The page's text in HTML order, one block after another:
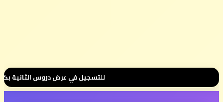
للتسجيل في عرض دروس الثانية بكالوريا 📚 بثمن رمزي 💰 500 درهم فقط للموسم الكامل ⭐ تواصل معنا عبر واتساب هنا